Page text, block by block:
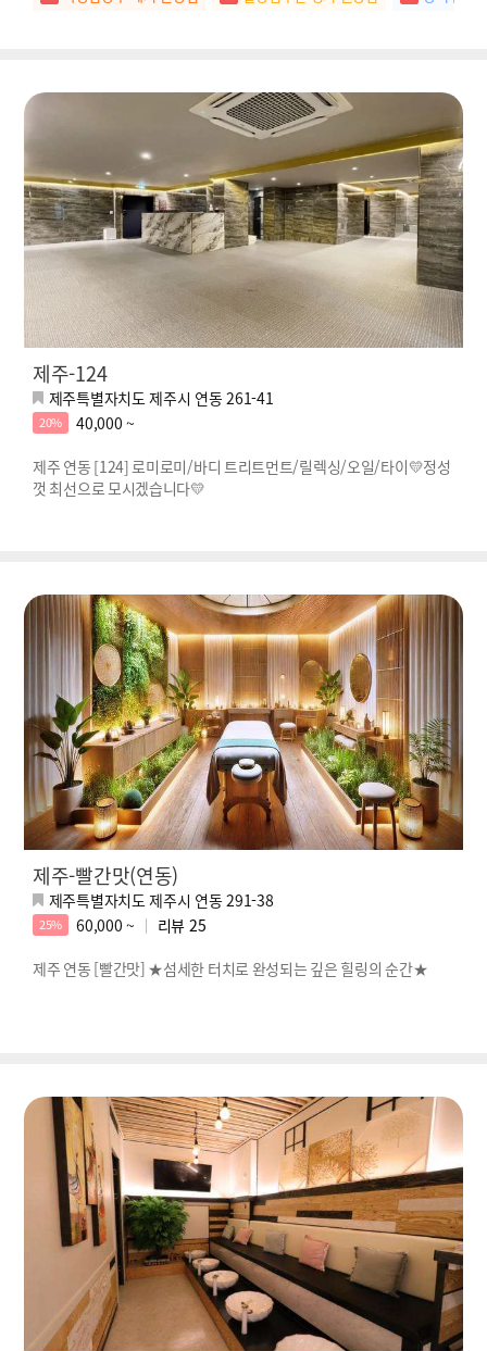
제주-124
제주특별자치도 제주시 연동 261-41
20%
40,000 ~
제주 연동 [124] 로미로미/바디 트리트먼트/릴렉싱/오일/타이💛정성
껏 최선으로 모시겠습니다💛
제주-빨간맛(연동)
제주특별자치도 제주시 연동 291-38
25% 60,000 ~ 리뷰 25
제주 연동 [빨간맛] ★섬세한 터치로 완성되는 깊은 힐링의 순간★